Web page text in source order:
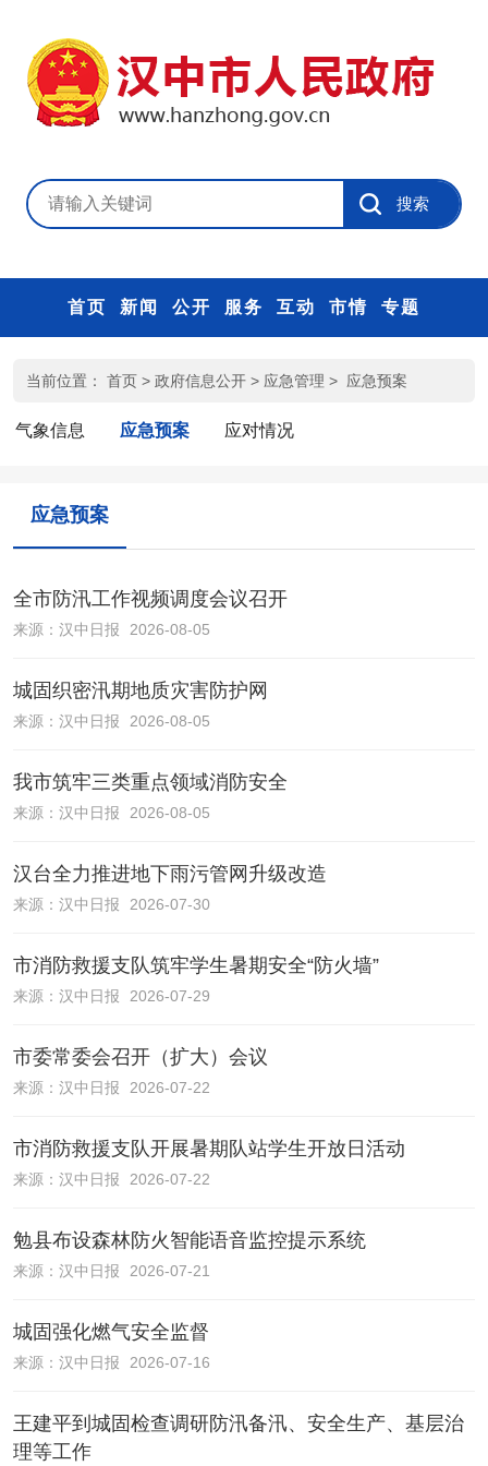
首页 新闻 公开 服务 互动 市情 专题
当前位置： 首页 > 政府信息公开 > 应急管理 > 应急预案
气象信息 应急预案 应对情况
应急预案
全市防汛工作视频调度会议召开
来源： 汉中日报 2026-08-05
城固织密汛期地质灾害防护网
来源： 汉中日报 2026-08-05
我市筑牢三类重点领域消防安全
来源： 汉中日报 2026-08-05
汉台全力推进地下雨污管网升级改造
来源： 汉中日报 2026-07-30
市消防救援支队筑牢学生暑期安全“防火墙”
来源： 汉中日报 2026-07-29
市委常委会召开（扩大）会议
来源： 汉中日报 2026-07-22
市消防救援支队开展暑期队站学生开放日活动
来源： 汉中日报 2026-07-22
勉县布设森林防火智能语音监控提示系统
来源： 汉中日报 2026-07-21
城固强化燃气安全监督
来源： 汉中日报 2026-07-16
王建平到城固检查调研防汛备汛、安全生产、基层治
理等工作